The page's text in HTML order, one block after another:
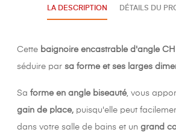
LA DESCRIPTION DÉTAILS DU
Cette baignoire encastrable d'angle
séduire par sa forme et ses larges
Sa forme en angle biseauté, vous
gain de place, puisqu'elle peut
dans votre salle de bains et un grand